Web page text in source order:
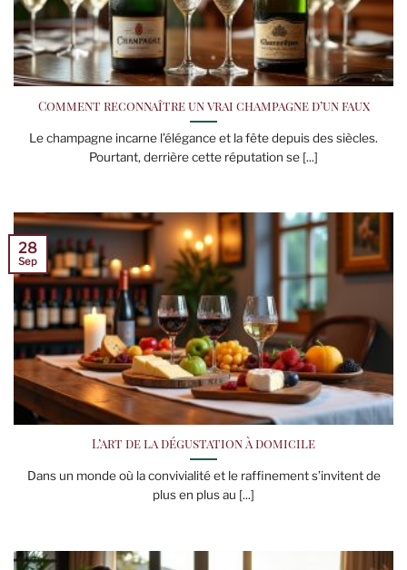
Comment reconnaître un vrai champagne d’un faux
Le champagne incarne l’élégance et la fête depuis des siècles.
Pourtant, derrière cette réputation se [...]
L’art de la dégustation à domicile
Dans un monde où la convivialité et le raffinement s’invitent de
plus en plus au [...]
28
Sep